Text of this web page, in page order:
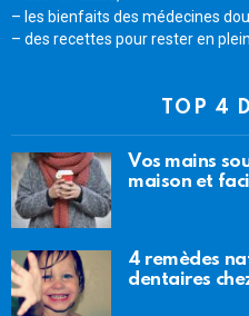
– les bienfaits des médecines
– des recettes pour rester en
TOP 4
Vos mains
maison et
4 remèdes
dentaires